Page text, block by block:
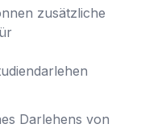
zusätzliche
Darlehens von